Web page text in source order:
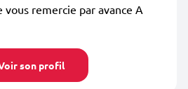
remercie par avance A
son profil